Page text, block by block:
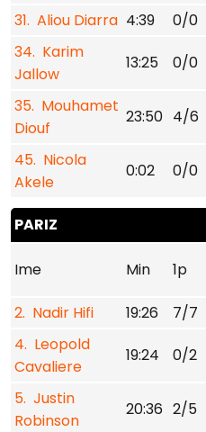
31. Aliou Diarra 4:39 0/0
34. Karim
Jallow
13:25 0/0
35. Mouhamet
Diouf
23:50 4/6
45. Nicola
Akele
0:02 0/0
PARIZ
Ime Min 1p
2. Nadir Hifi 19:26 7/7
4. Leopold
Cavaliere
19:24 0/2
5. Justin
Robinson
20:36 2/5